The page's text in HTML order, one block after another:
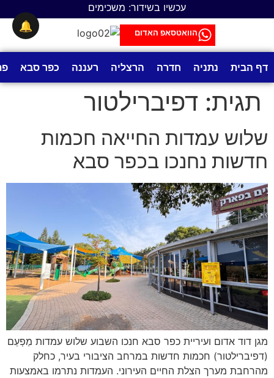
עכשיו בשידור: משכימים
הוואטסאפ האדום
דף הבית נתניה חדרה הרצליה רעננה כפר סבא
תגית: דפיברילטור
שלוש עמדות החייאה חכמות
חדשות נחנכו בכפר סבא
מגן דוד אדום ועיריית כפר סבא חנכו השבוע שלוש עמדות מַפְעֵם
(דפיברילטור) חכמות חדשות במרחב הציבורי בעיר, כחלק
מהרחבת מערך הצלת החיים העירוני. העמדות נתרמו באמצעות
🔔